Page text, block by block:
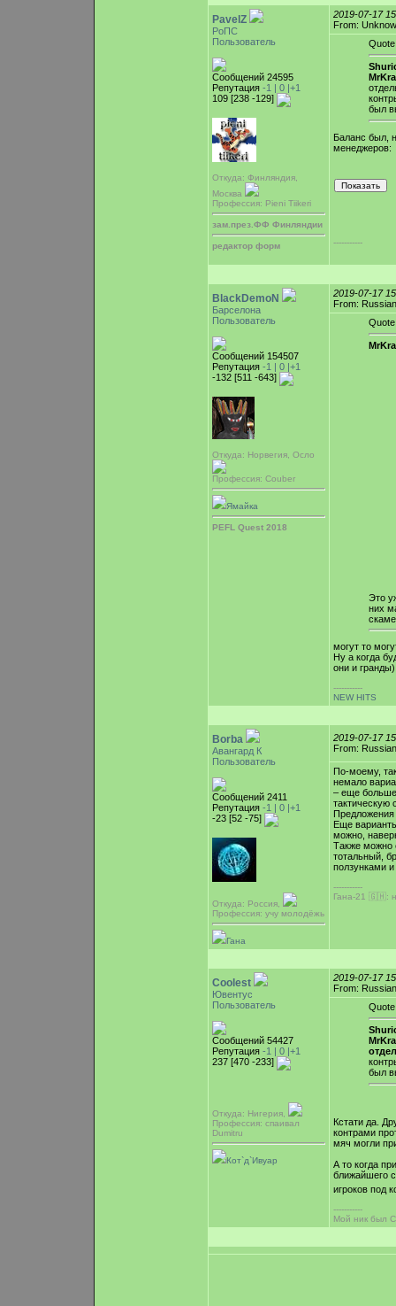
PavelZ
РоПС
Пользователь
Сообщений 24595
Репутация -1 | 0 |+1
109 [238 -129]
Откуда: Финляндия,
Москва
Профессия: Pieni Tiikeri
зам.през.ФФ Финляндии
редактор форм
2019-07-17
From:
Quote
был
Баланс был,
менеджеров:
-----------
BlackDemoN
Барселона
Пользователь
Сообщений 154507
Репутация -1 | 0 |+1
-132 [511 -643]
Откуда: Норвегия, Осло
Профессия: Couber
Ямайка
PEFL Quest 2018
2019-07-17
From:
Quote
Это
них
могут то
Ну а когда
они и гранды)
-----------
NEW HITS
Borba
Авангард К
Пользователь
Сообщений 2411
Репутация -1 | 0 |+1
-23 [52 -75]
Откуда: Россия,
Профессия: учу молодёжь
Гана
2019-07-17
From:
По-моему,
немало
– еще больше
тактическую
Еще
можно,
Также можно
тотальный,
ползунками
-----------
Гана-21 🇬🇭:
Coolest
Ювентус
Пользователь
Сообщений 54427
Репутация -1 | 0 |+1
237 [470 -233]
Откуда: Нигерия,
Профессия: спаивал
Dumitru
Кот`д`Ивуар
2019-07-17
From:
Quote
был
Кстати да.
контрами
мяч могли
А то когда
ближайшего
игроков под
-----------
Мой ник был